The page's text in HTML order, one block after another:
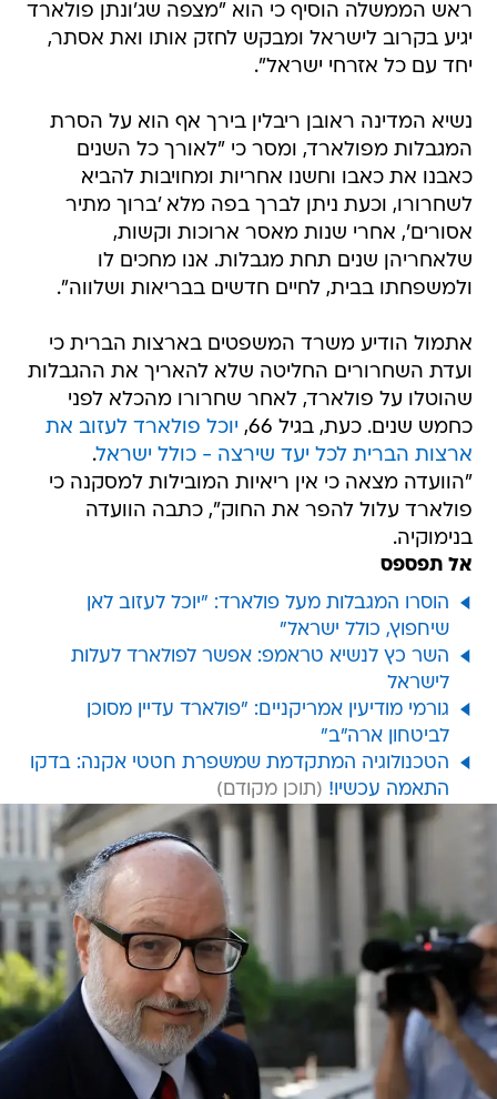
ראש הממשלה הוסיף כי הוא "מצפה שג'ונתן פולארד
יגיע בקרוב לישראל ומבקש לחזק אותו ואת אסתר,
יחד עם כל אזרחי ישראל".
נשיא המדינה ראובן ריבלין בירך אף הוא על הסרת
המגבלות מפולארד, ומסר כי "לאורך כל השנים
כאבנו את כאבו וחשנו אחריות ומחויבות להביא
לשחרורו, וכעת ניתן לברך בפה מלא 'ברוך מתיר
אסורים', אחרי שנות מאסר ארוכות וקשות,
שלאחריהן שנים תחת מגבלות. אנו מחכים לו
ולמשפחתו בבית, לחיים חדשים בבריאות ושלווה".
אתמול הודיע משרד המשפטים בארצות הברית כי
ועדת השחרורים החליטה שלא להאריך את ההגבלות
שהוטלו על פולארד, לאחר שחרורו מהכלא לפני
כחמש שנים. כעת, בגיל 66,
יוכל פולארד לעזוב את
ארצות הברית לכל יעד שירצה - כולל ישראל.
"הוועדה מצאה כי אין ריאיות המובילות למסקנה כי
פולארד עלול להפר את החוק", כתבה הוועדה
בנימוקיה.
אל תפספס
הוסרו המגבלות מעל פולארד: "יוכל לעזוב לאן
שיחפוץ, כולל ישראל"
השר כץ לנשיא טראמפ: אפשר לפולארד לעלות
לישראל
גורמי מודיעין אמריקניים: "פולארד עדיין מסוכן
לביטחון ארה"ב"
הטכנולוגיה המתקדמת שמשפרת חטטי אקנה: בדקו
התאמה עכשיו!